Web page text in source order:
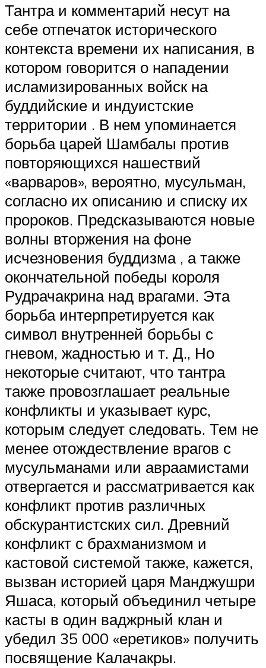
Тантра и комментарий несут на
себе отпечаток исторического
контекста времени их написания, в
котором говорится о нападении
исламизированных войск на
буддийские и индуистские
территории . В нем упоминается
борьба царей Шамбалы против
повторяющихся нашествий
«варваров», вероятно, мусульман,
согласно их описанию и списку их
пророков. Предсказываются новые
волны вторжения на фоне
исчезновения буддизма , а также
окончательной победы короля
Рудрачакрина над врагами. Эта
борьба интерпретируется как
символ внутренней борьбы с
гневом, жадностью и т. Д., Но
некоторые считают, что тантра
также провозглашает реальные
конфликты и указывает курс,
которым следует следовать. Тем не
менее отождествление врагов с
мусульманами или авраамистами
отвергается и рассматривается как
конфликт против различных
обскурантистских сил. Древний
конфликт с брахманизмом и
кастовой системой также, кажется,
вызван историей царя Манджушри
Яшаса, который объединил четыре
касты в один ваджрный клан и
убедил 35 000 «еретиков» получить
посвящение Калачакры.